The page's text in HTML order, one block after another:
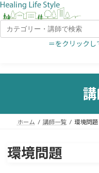
＝をクリック
ホーム 講師一覧 環境問題
環境問題